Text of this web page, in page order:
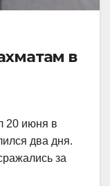
в
20 июня в
два дня.
за